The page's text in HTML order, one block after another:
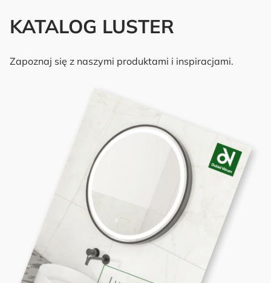
KATALOG LUSTER
Zapoznaj się z naszymi produktami i inspiracjami.